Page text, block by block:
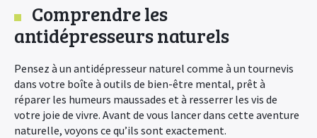
Comprendre les
antidépresseurs naturels
Pensez à un antidépresseur naturel comme à un tournevis
dans votre boîte à outils de bien-être mental, prêt à
réparer les humeurs maussades et à resserrer les vis de
votre joie de vivre. Avant de vous lancer dans cette aventure
naturelle, voyons ce qu’ils sont exactement.